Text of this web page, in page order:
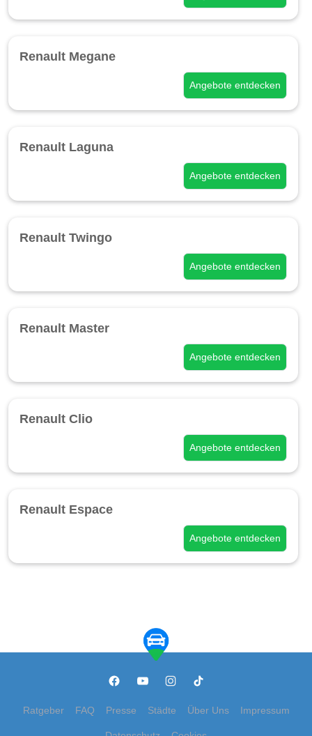
Renault Megane
Angebote entdecken
Renault Laguna
Angebote entdecken
Renault Twingo
Angebote entdecken
Renault Master
Angebote entdecken
Renault Clio
Angebote entdecken
Renault Espace
Angebote entdecken
Ratgeber FAQ Presse Städte Über Uns Impressum